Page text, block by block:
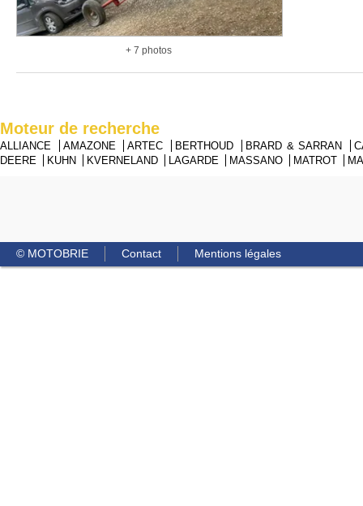
+ 7 photos
Moteur de recherche
ALLIANCE AMAZONE ARTEC BERTHOUD BRARD & SARRAN
DEERE
KUHN KVERNELAND LAGARDE MASSANO MATROT
© MOTOBRIE Contact Mentions légales